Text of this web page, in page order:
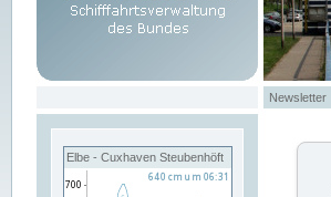
Newsletter
Elbe - Cuxhaven Steubenhöft